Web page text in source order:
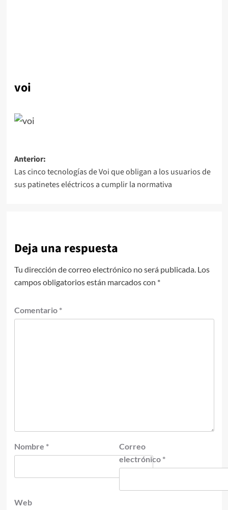
voi
Navegación
de
entradas
Anterior:
Las cinco tecnologías de Voi que obligan a los usuarios de
sus patinetes eléctricos a cumplir la normativa
Deja una respuesta
Tu dirección de correo electrónico no será publicada. Los
campos obligatorios están marcados con *
Comentario *
Nombre *
Correo
electrónico *
Web